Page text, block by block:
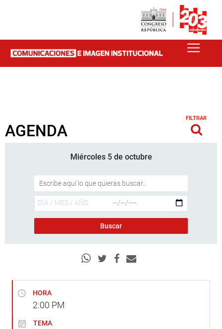
AGENDA
FILTRAR
Miércoles 5 de octubre
HORA
2:00 PM
TEMA